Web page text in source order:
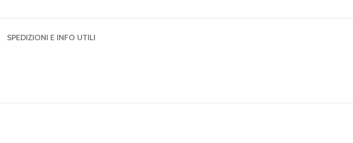
SPEDIZIONI E INFO UTILI